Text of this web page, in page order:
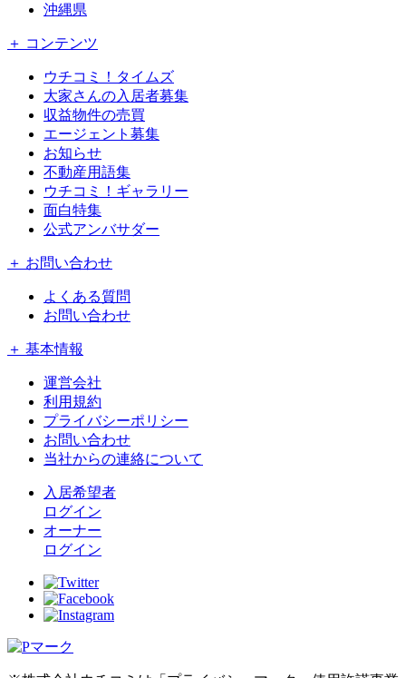
沖縄県
＋ コンテンツ
ウチコミ！タイムズ
大家さんの入居者募集
収益物件の売買
エージェント募集
お知らせ
不動産用語集
ウチコミ！ギャラリー
面白特集
公式アンバサダー
＋ お問い合わせ
よくある質問
お問い合わせ
＋ 基本情報
運営会社
利用規約
プライバシーポリシー
お問い合わせ
当社からの連絡について
入居希望者
ログイン
オーナー
ログイン